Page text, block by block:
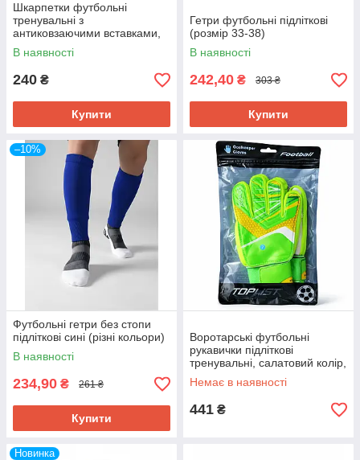
Шкарпетки футбольні
тренувальні з
антиковзаючими вставками,
чорні
В наявності
240 ₴
Купити
Гетри футбольні підліткові
(розмір 33-38)
В наявності
242,40 ₴ 303 ₴
Купити
–10%
Футбольні гетри без стопи
підліткові сині (різні кольори)
В наявності
234,90 ₴ 261 ₴
Купити
Воротарські футбольні
рукавички підліткові
тренувальні, салатовий колір,
кольори в асортименті
Немає в наявності
441 ₴
Новинка